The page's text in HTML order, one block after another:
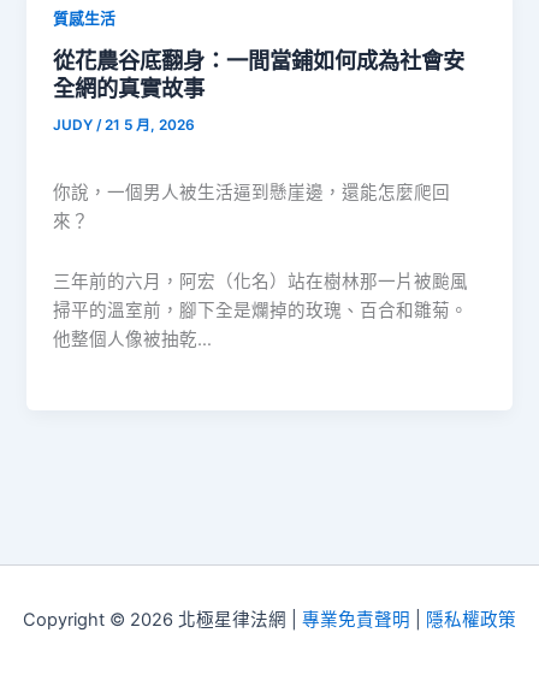
質感生活
從花農谷底翻身：一間當鋪如何成為社會安
全網的真實故事
JUDY /21 5 月, 2026
你說，一個男人被生活逼到懸崖邊，還能怎麼爬回
來？
三年前的六月，阿宏（化名）站在樹林那一片被颱風
掃平的溫室前，腳下全是爛掉的玫瑰、百合和雛菊。
他整個人像被抽乾…
Copyright © 2026 北極星律法網 | 專業免責聲明 隱私權政策